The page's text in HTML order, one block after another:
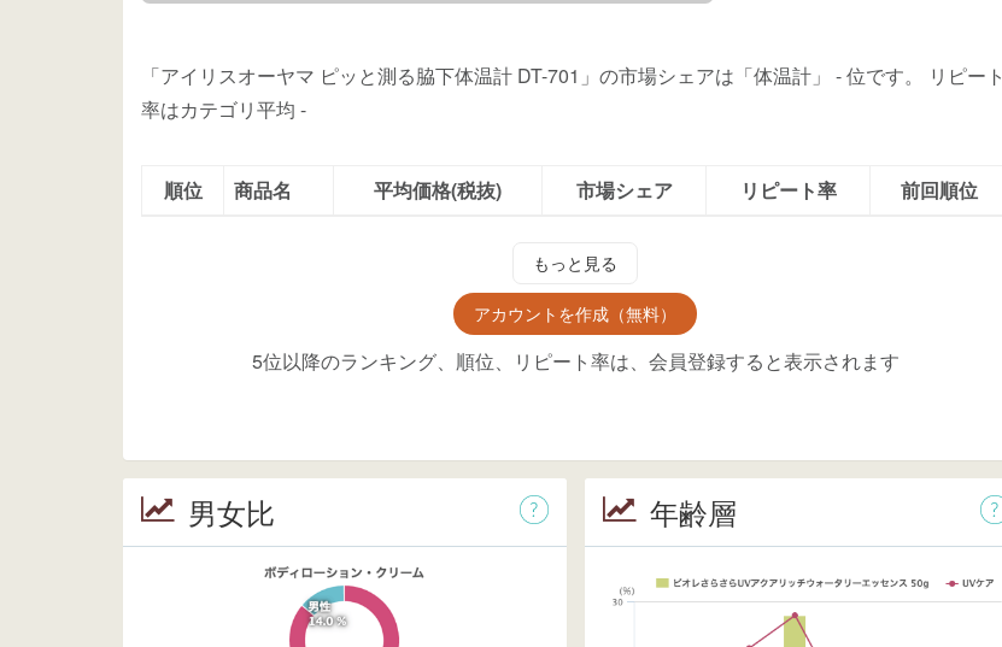
「アイリスオーヤマ ピッと測る脇下体温計 DT-701」の市場シェアは「体温計」 -位です。
リピート
率はカテゴリ平均 -
順位 商品名 平均価格(税抜) 市場シェア リピート率 前回順位
もっと見る
アカウントを作成（無料）
5位以降のランキング、順位、リピート率は、会員登録すると表示されます
男女比 年齢層